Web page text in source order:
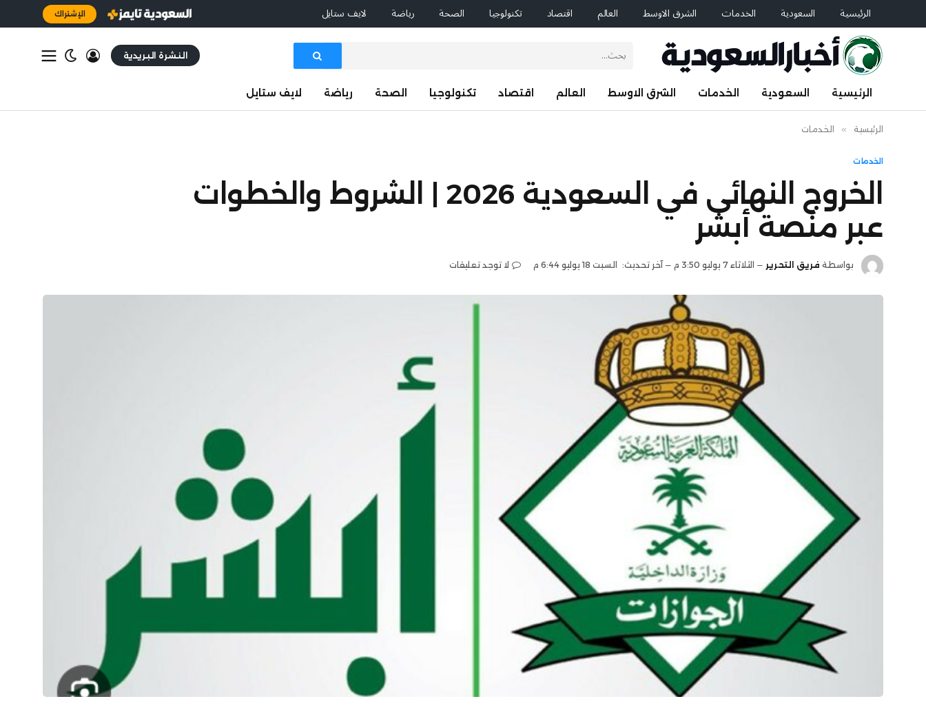
الرئيسية السعودية الخدمات الشرق الاوسط العالم اقتصاد تكنولوجيا الصحة رياضة لايف ستايل الإشتراك
النشرة البريدية
الرئيسية السعودية الخدمات الشرق الاوسط العالم اقتصاد تكنولوجيا الصحة رياضة لايف ستايل
الرئيسية » الخدمات
الخدمات
الخروج النهائي في السعودية 2026 | الشروط والخطوات
عبر منصة أبشر
بواسطة فريق التحرير الثلاثاء 7 يوليو 3:50 م آخر تحديث: السبت 18 يوليو 6:44 م لا توجد تعليقات